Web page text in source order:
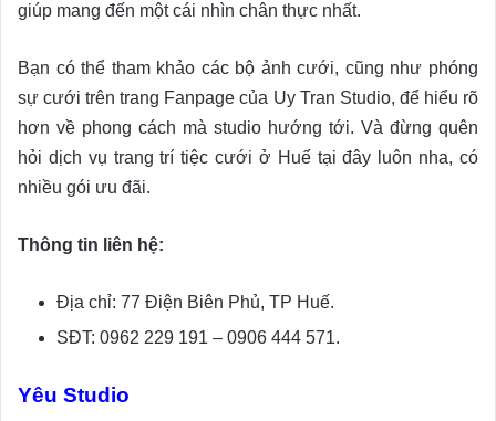
giúp mang đến một cái nhìn chân thực nhất.
Bạn có thể tham khảo các bộ ảnh cưới, cũng như phóng
sự cưới trên trang Fanpage của Uy Tran Studio, để hiểu rõ
hơn về phong cách mà studio hướng tới. Và đừng quên
hỏi dịch vụ trang trí tiệc cưới ở Huế tại đây luôn nha, có
nhiều gói ưu đãi.
Thông tin liên hệ:
Địa chỉ: 77 Điện Biên Phủ, TP Huế.
SĐT: 0962 229 191 – 0906 444 571.
Yêu Studio